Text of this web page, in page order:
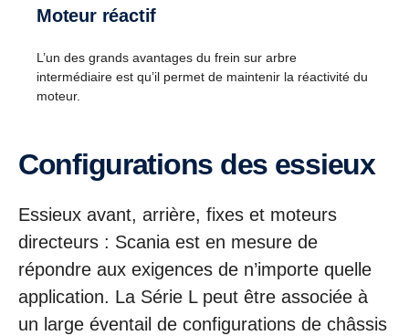
Moteur réactif
L’un des grands avantages du frein sur arbre
intermédiaire est qu’il permet de maintenir la réactivité du
moteur.
Configurations des essieux
Essieux avant, arrière, fixes et moteurs
directeurs : Scania est en mesure de
répondre aux exigences de n’importe quelle
application. La Série L peut être associée à
un large éventail de configurations de châssis